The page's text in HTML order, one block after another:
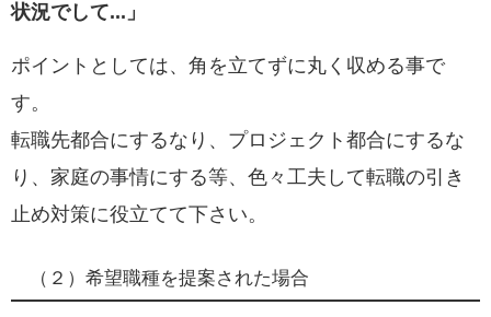
状況でして...」
ポイントとしては、角を立てずに丸く収める事で
す。
転職先都合にするなり、プロジェクト都合にするな
り、家庭の事情にする等、色々工夫して転職の引き
止め対策に役立てて下さい。
（２）希望職種を提案された場合